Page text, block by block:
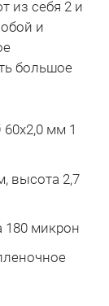
из себя 2 и
и
большое
мм 1
высота 2,7
180 микрон